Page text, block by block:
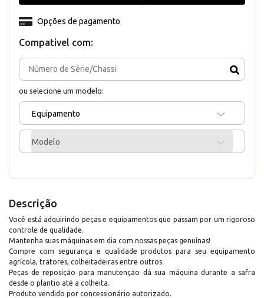
Compativel com:
ou selecione um modelo:
Equipamento
Modelo
Opções de pagamento
Descrição
Você está adquirindo peças e equipamentos que passam por um rigoroso
controle de qualidade.
Mantenha suas máquinas em dia com nossas peças genuínas!
Compre com segurança e qualidade produtos para seu equipamento
agrícola, tratores, colheitadeiras entre outros.
Peças de reposição para manutenção dá sua máquina durante a safra
desde o plantio até a colheita.
Produto vendido por concessionário autorizado.